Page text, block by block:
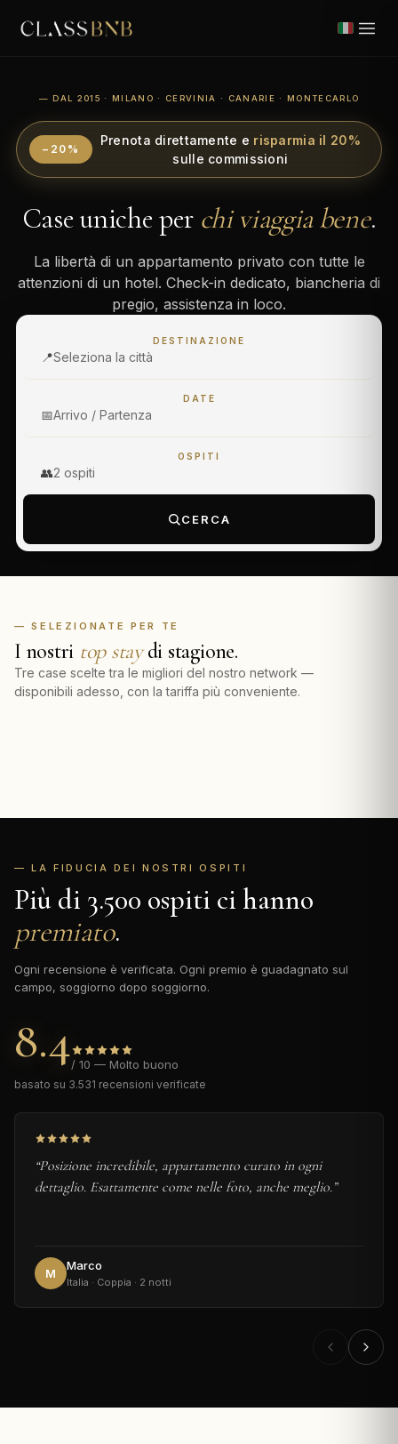
— DAL 2015 · MILANO · CERVINIA · CANARIE · MONTECARLO
−20%
Prenota direttamente e risparmia il 20%
sulle commissioni
Case uniche per chi viaggia bene.
La libertà di un appartamento privato con tutte le
attenzioni di un hotel. Check-in dedicato, biancheria di
pregio, assistenza in loco.
DESTINAZIONE
📍Seleziona la città
DATE
📅Arrivo / Partenza
OSPITI
👥2 ospiti
CERCA
— SELEZIONATE PER TE
I nostri top staydi stagione.
Tre case scelte tra le migliori del nostro network —
disponibili adesso, con la tariffa più conveniente.
— LA FIDUCIA DEI NOSTRI OSPITI
Più di 3.500 ospiti ci hanno
premiato.
Ogni recensione è verificata. Ogni premio è guadagnato sul
campo, soggiorno dopo soggiorno.
8.4/ 10 — Molto buono
basato su 3.531 recensioni verificate
“Posizione incredibile, appartamento curato in ogni
dettaglio. Esattamente come nelle foto, anche meglio.”
M
Marco
Italia · Coppia · 2 notti